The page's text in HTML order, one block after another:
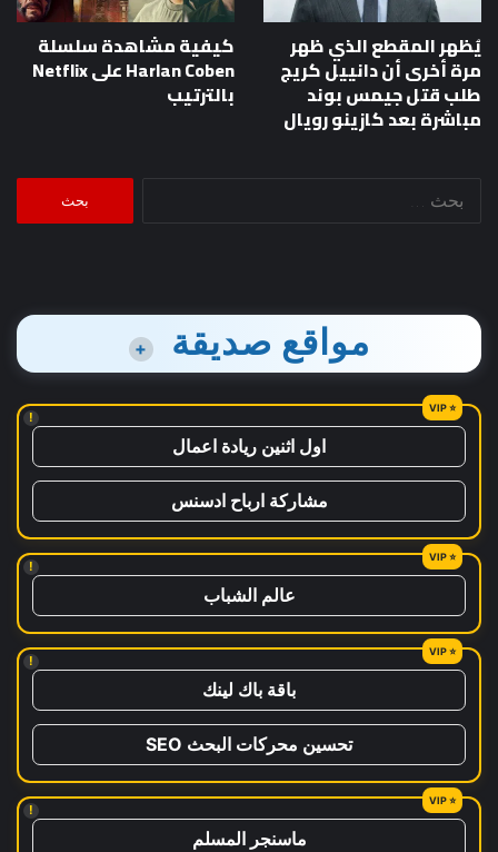
يُظهر المقطع الذي ظهر
مرة أخرى أن دانييل كريج
طلب قتل جيمس بوند
مباشرة بعد كازينو رويال
كيفية مشاهدة سلسلة
Harlan Coben على Netflix
بالترتيب
مواقع صديقة +
!
اول اثنين ريادة اعمال
مشاركة ارباح ادسنس
!
عالم الشباب
!
باقة باك لينك
تحسين محركات البحث SEO
!
ماسنجر المسلم